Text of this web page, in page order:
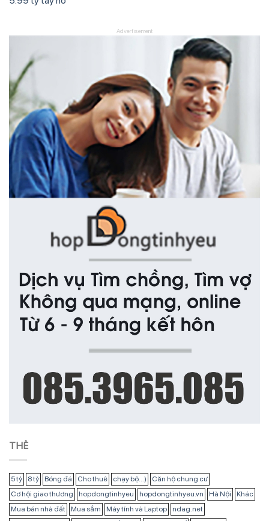
Advertisement
THẺ
5 tỷ 8 tỷ Bóng đá Cho thuê chạy bộ...)
Căn hộ chung cư
Cơ hội giao thương
hopdongtinhyeu hopdongtinhyeu.vn Hà Nội
Khác
Mua bán nhà đất
Mua sắm Máy tính và Laptop
ndag.net